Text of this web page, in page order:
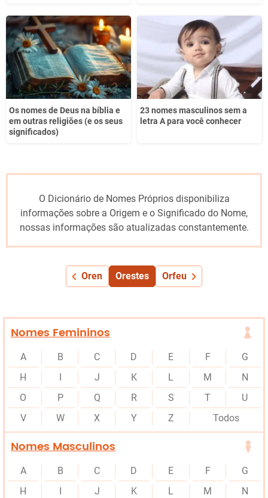
Os nomes de Deus na bíblia e
em outras religiões (e os seus
significados)
23 nomes masculinos sem a
letra A para você conhecer
O Dicionário de Nomes Próprios disponibiliza
informações sobre a Origem e o Significado do Nome,
nossas informações são atualizadas constantemente.
Oren Orestes Orfeu
Nomes Femininos
A B C D E F
G
H
J K L M
N
O
P Q R S T
U
V
W X Y Z Todos
Nomes Masculinos
A B C D E F
G
H
J K L M
N